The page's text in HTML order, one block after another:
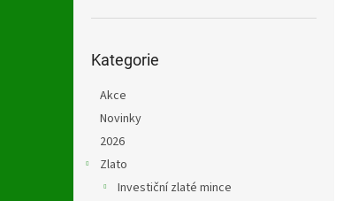
kategorie
Kategorie
Akce
Novinky
2026
Zlato
Investiční zlaté mince